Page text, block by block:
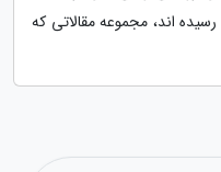
اند، مجموعه مقالاتی که